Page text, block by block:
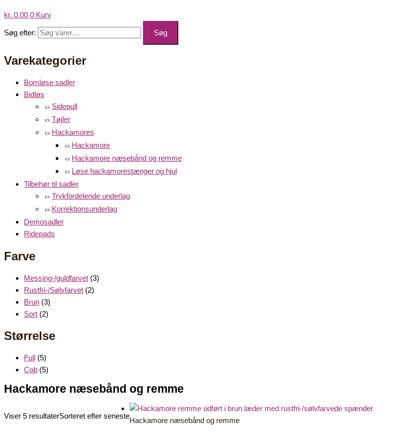
kr. 0.00 0 Kurv
Søg efter: Søg
Varekategorier
Bomløse sadler
Bidløs
Sidepull
Tøjler
Hackamores
Hackamore
Hackamore næsebånd og remme
Løse hackamorestænger og hjul
Tilbehør til sadler
Trykfordelende underlag
Korrektionsunderlag
Demosadler
Ridepads
Farve
Messing-/guldfarvet (3)
Rustfri-/Sølvfarvet (2)
Brun (3)
Sort (2)
Størrelse
Full (5)
Cob (5)
Hackamore næsebånd og remme
Viser 5 resultaterSorteret efter seneste
Hackamore næsebånd og remme